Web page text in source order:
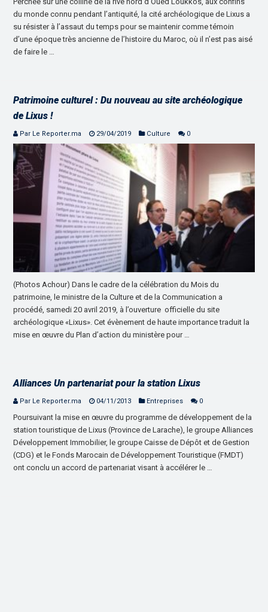
du monde connu pendant l’antiquité, la cité archéologique de Lixus a
su résister à l’assaut du temps pour se maintenir comme témoin
d’une époque très ancienne de l’histoire du Maroc, où il n’est pas aisé
de faire le …
Patrimoine culturel : Du nouveau au site archéologique
de Lixus !
Par Le Reporter.ma 29/04/2019 Culture 0
(Photos Achour) Dans le cadre de la célébration du Mois du
patrimoine, le ministre de la Culture et de la Communication a
procédé, samedi 20 avril 2019, à l’ouverture officielle du site
archéologique «Lixus». Cet évènement de haute importance traduit la
mise en œuvre du Plan d’action du ministère pour …
Alliances Un partenariat pour la station Lixus
Par Le Reporter.ma 04/11/2013 Entreprises 0
Poursuivant la mise en œuvre du programme de développement de la
station touristique de Lixus (Province de Larache), le groupe Alliances
Développement Immobilier, le groupe Caisse de Dépôt et de Gestion
(CDG) et le Fonds Marocain de Développement Touristique (FMDT)
ont conclu un accord de partenariat visant à accélérer le …